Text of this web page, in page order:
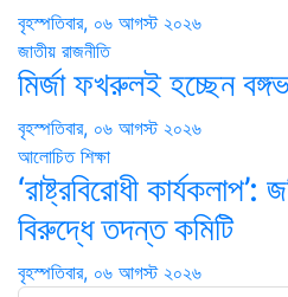
বৃহস্পতিবার, ০৬ আগস্ট ২০২৬
জাতীয় রাজনীতি
মির্জা ফখরুলই হচ্ছেন
বৃহস্পতিবার, ০৬ আগস্ট ২০২৬
আলোচিত শিক্ষা
‘রাষ্ট্রবিরোধী
বিরুদ্ধে তদন্ত কমিটি
বৃহস্পতিবার, ০৬ আগস্ট ২০২৬